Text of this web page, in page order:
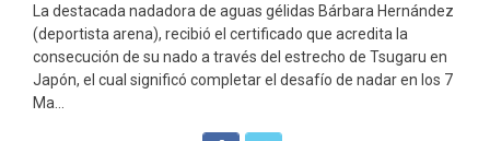
La destacada nadadora de aguas gélidas Bárbara Hernández
(deportista arena), recibió el certificado que acredita la
consecución de su nado a través del estrecho de Tsugaru en
Japón, el cual significó completar el desafío de nadar en los 7
Ma...